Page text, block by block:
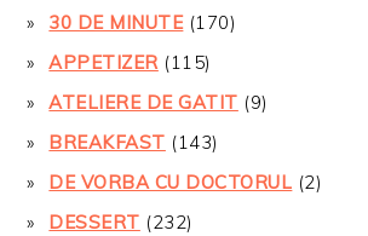
30 DE MINUTE(170)
APPETIZER(115)
ATELIERE DE GATIT (9)
BREAKFAST (143)
DE VORBA CU DOCTORUL (2)
DESSERT (232)